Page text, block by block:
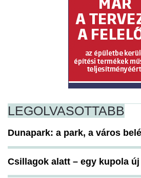
LEGOLVASOTTABB
Dunapark: a park, a város
Csillagok alatt – egy kupola új